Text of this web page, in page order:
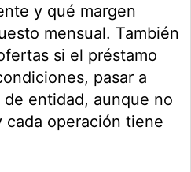
y qué margen
mensual. También
si el préstamo
pasar a
entidad, aunque no
cada operación tiene